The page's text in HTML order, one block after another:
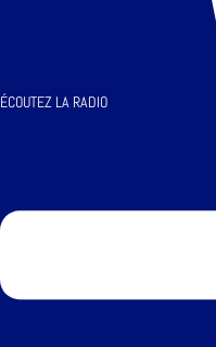
ÉCOUTEZ LA RADIO